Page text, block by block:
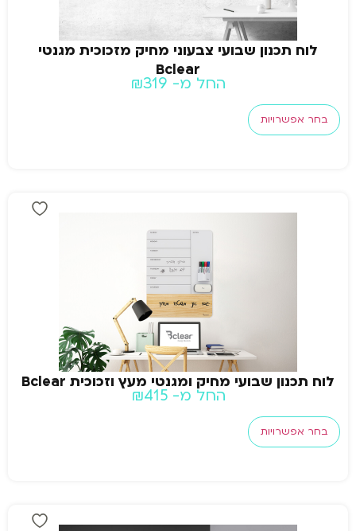
לוח תכנון שבועי צבעוני מחיק מזכוכית מגנטי
Bclear
החל מ- ₪319
בחר אפשרויות
לוח תכנון שבועי מחיק ומגנטי מעץ וזכוכית Bclear
החל מ- ₪415
בחר אפשרויות